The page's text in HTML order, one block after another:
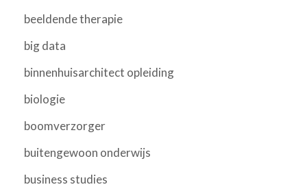
beeldende therapie
big data
binnenhuisarchitect opleiding
biologie
boomverzorger
buitengewoon onderwijs
business studies